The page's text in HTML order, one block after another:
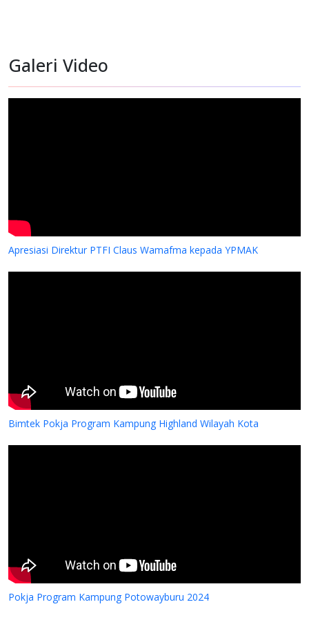
PKS YPMAK dan Rumah Sakit Siloam Grup
Galeri Video
Apresiasi Direktur PTFI Claus Wamafma kepada YPMAK
Bimtek Pokja Program Kampung Highland Wilayah Kota
Pokja Program Kampung Potowayburu 2024